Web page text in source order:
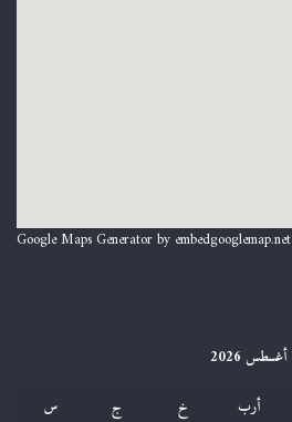
Google Maps Generator by embedgooglemap.net
أغسطس 2026
أرب خ ج
س